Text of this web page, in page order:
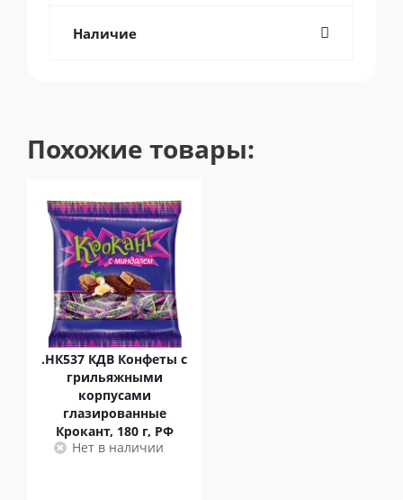
Наличие
Похожие товары:
.НК537 КДВ Конфеты с
грильяжными
корпусами
глазированные
Крокант, 180 г, РФ
Нет в наличии